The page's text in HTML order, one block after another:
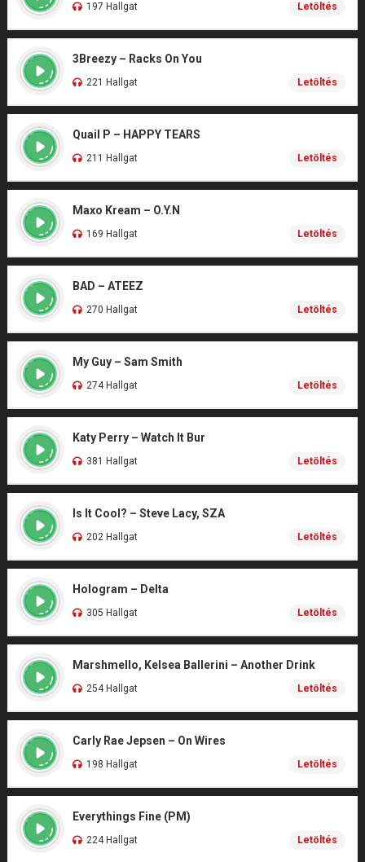
197 Hallgat Letöltés
3Breezy – Racks On You
221 Hallgat Letöltés
Quail P – HAPPY TEARS
211 Hallgat Letöltés
Maxo Kream – O.Y.N
169 Hallgat Letöltés
BAD – ATEEZ
270 Hallgat Letöltés
My Guy – Sam Smith
274 Hallgat Letöltés
Katy Perry – Watch It Bur
381 Hallgat Letöltés
Is It Cool? – Steve Lacy, SZA
202 Hallgat Letöltés
Hologram – Delta
305 Hallgat Letöltés
Marshmello, Kelsea Ballerini – Another Drink
254 Hallgat Letöltés
Carly Rae Jepsen – On Wires
198 Hallgat Letöltés
Everythings Fine (PM)
224 Hallgat Letöltés